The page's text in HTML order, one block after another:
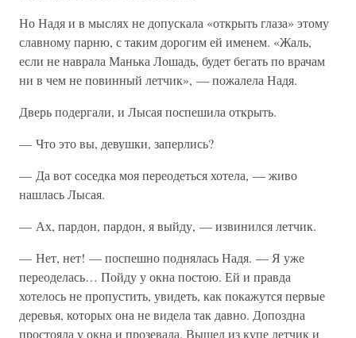
Но Надя и в мыслях не допускала «открыть глаза» этому
славному парню, с таким дорогим ей именем. «Жаль,
если не наврала Манька Лошадь, будет бегать по врачам
ни в чем не повинный летчик», — пожалела Надя.
Дверь подергали, и Лысая поспешила открыть.
— Что это вы, девушки, заперлись?
— Да вот соседка моя переодеться хотела, — живо
нашлась Лысая.
— Ах, пардон, пардон, я выйду, — извинился летчик.
— Нет, нет! — поспешно поднялась Надя. — Я уже
переоделась… Пойду у окна постою. Ей и правда
хотелось не пропустить, увидеть, как покажутся первые
деревья, которых она не видела так давно. Допоздна
простояла у окна и прозевала. Вышел из купе летчик и